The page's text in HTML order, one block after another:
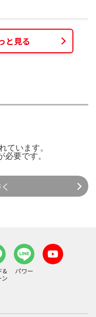
と見る
ています。
必要です。
&
ン
パワー